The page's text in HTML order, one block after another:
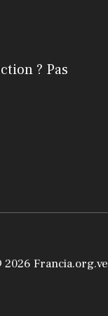
? Pas
2026 Francia.org.ve